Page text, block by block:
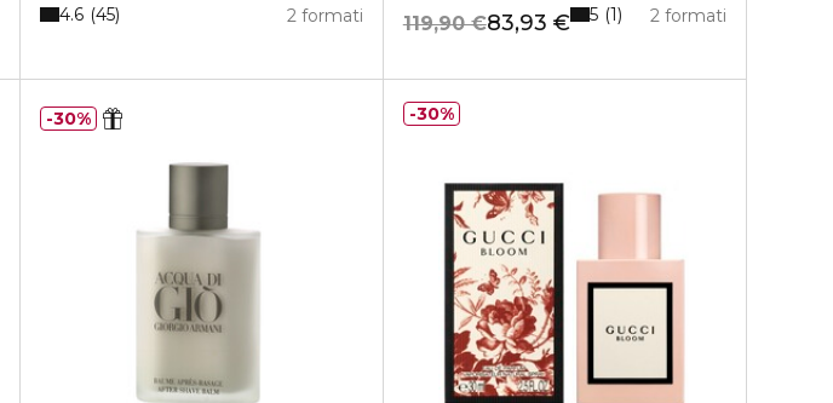
2 formati
4.6 45 83,93 €
119,90 € 2 formati
5 1
30% 30%